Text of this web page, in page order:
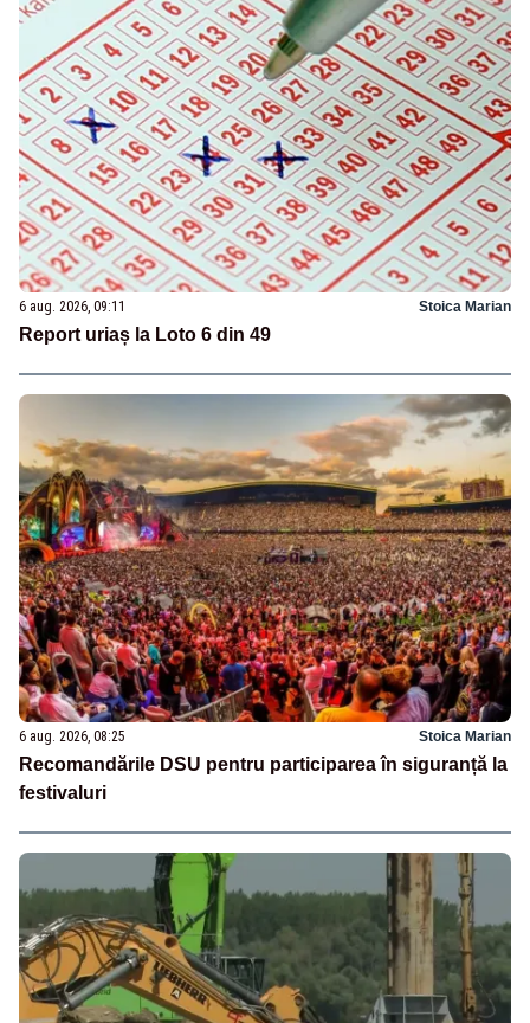
6 aug. 2026, 09:11 Stoica Marian
Report uriaș la Loto 6 din 49
6 aug. 2026, 08:25 Stoica Marian
Recomandările DSU pentru participarea în siguranță la
festivaluri